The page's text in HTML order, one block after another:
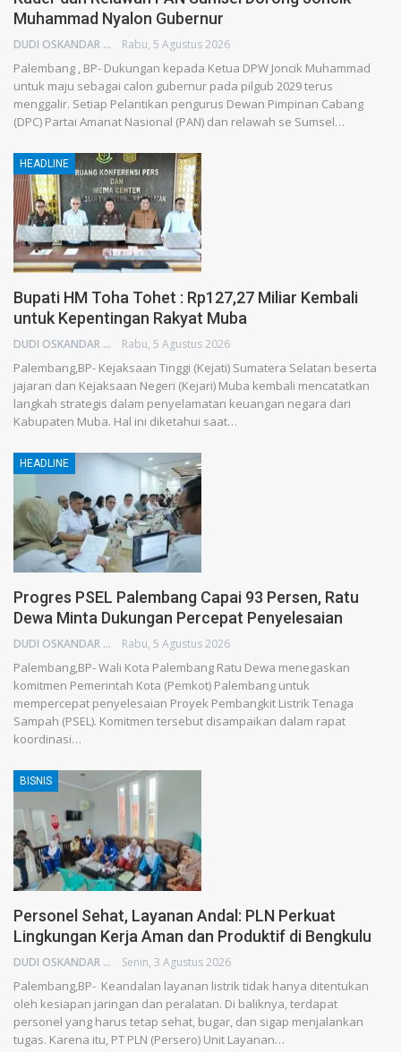
Muhammad Nyalon Gubernur
DUDI OSKANDAR Rabu, 5 Agustus 2026
Palembang , BP- Dukungan kepada Ketua DPW Joncik Muhammad
untuk maju sebagai calon gubernur pada pilgub 2029 terus
menggalir. Setiap Pelantikan pengurus Dewan Pimpinan Cabang
(DPC) Partai Amanat Nasional (PAN) dan relawah se Sumsel…
HEADLINE
Bupati HM Toha Tohet : Rp127,27 Miliar Kembali
untuk Kepentingan Rakyat Muba
DUDI OSKANDAR Rabu, 5 Agustus 2026
Palembang,BP- Kejaksaan Tinggi (Kejati) Sumatera Selatan beserta
jajaran dan Kejaksaan Negeri (Kejari) Muba kembali mencatatkan
langkah strategis dalam penyelamatan keuangan negara dari
Kabupaten Muba. Hal ini diketahui saat…
HEADLINE
Progres PSEL Palembang Capai 93 Persen, Ratu
Dewa Minta Dukungan Percepat Penyelesaian
DUDI OSKANDAR Rabu, 5 Agustus 2026
Palembang,BP- Wali Kota Palembang Ratu Dewa menegaskan
komitmen Pemerintah Kota (Pemkot) Palembang untuk
mempercepat penyelesaian Proyek Pembangkit Listrik Tenaga
Sampah (PSEL). Komitmen tersebut disampaikan dalam rapat
koordinasi…
BISNIS
Personel Sehat, Layanan Andal: PLN Perkuat
Lingkungan Kerja Aman dan Produktif di Bengkulu
DUDI OSKANDAR Senin, 3 Agustus 2026
Palembang,BP- Keandalan layanan listrik tidak hanya ditentukan
oleh kesiapan jaringan dan peralatan. Di baliknya, terdapat
personel yang harus tetap sehat, bugar, dan sigap menjalankan
tugas. Karena itu, PT PLN (Persero) Unit Layanan…